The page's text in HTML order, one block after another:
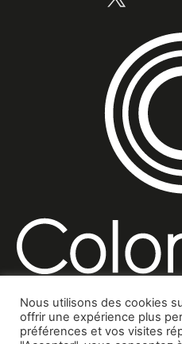
Nous utilisons des cookies
offrir une expérience plus
préférences et vos visites